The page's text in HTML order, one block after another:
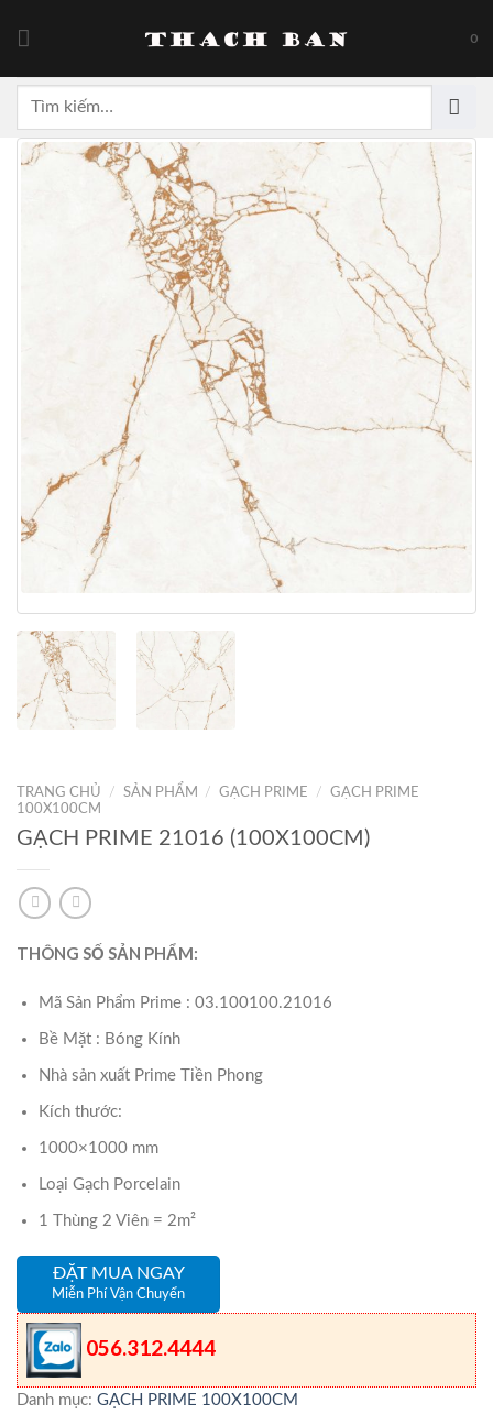
0
kiếm:
TRANG CHỦ / SẢN PHẨM / GẠCH PRIME /
GẠCH PRIME
100X100CM
GẠCH PRIME 21016 (100X100CM)
THÔNG SỐ SẢN PHẨM:
Mã Sản Phẩm Prime : 03.100100.21016
Bề Mặt : Bóng Kính
Nhà sản xuất Prime Tiền Phong
Kích thước:
1000×1000 mm
Loại Gạch Porcelain
1 Thùng 2 Viên = 2m²
ĐẶT MUA NGAY
Miễn Phí Vận Chuyển
056.312.4444
Danh mục: GẠCH PRIME 100X100CM